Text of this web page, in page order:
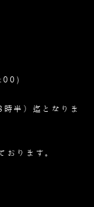
半）迄となりま
おります。